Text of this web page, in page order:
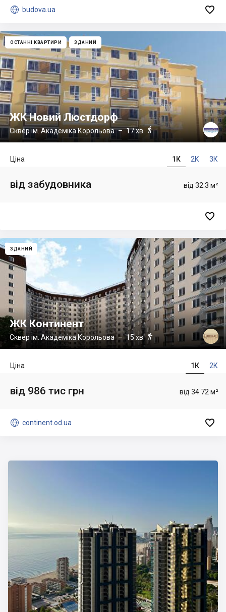
 budova.ua 
ОСТАННІ КВАРТИРИ ЗДАНИЙ
ЖК Новий Люстдорф
Сквер ім. Академіка Корольова– 17 хв. 
1К 2К 3К
Ціна
від 32.3 м²
від забудовника

ЗДАНИЙ
ЖК Континент
Сквер ім. Академіка Корольова– 15 хв. 
1К 2К
Ціна
від 34.72 м²
від 986 тис грн
 continent.od.ua 